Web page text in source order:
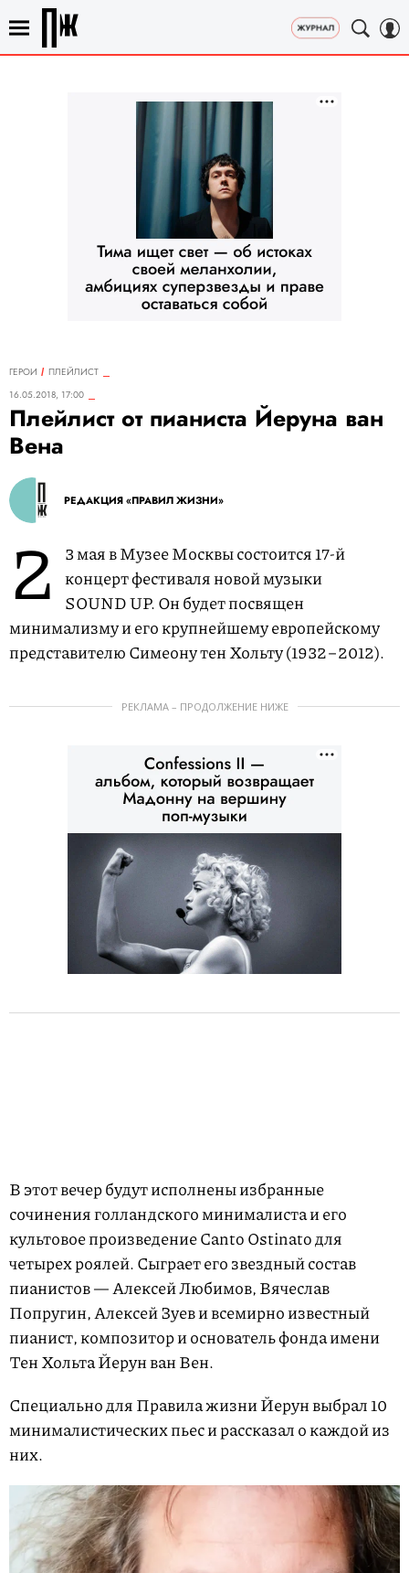
ГЕРОИ
ПЛЕЙЛИСТ
16.05.2018, 17:00
Плейлист от пианиста Йеруна ван
Вена
РЕДАКЦИЯ «ПРАВИЛ ЖИЗНИ»
2
3 мая в Музее Москвы состоится 17-й
концерт фестиваля новой музыки
SOUND UP. Он будет посвящен
минимализму и его крупнейшему европейскому
представителю Симеону тен Хольту (1932−2012).
РЕКЛАМА – ПРОДОЛЖЕНИЕ НИЖЕ
В этот вечер будут исполнены избранные
сочинения голландского минималиста и его
культовое произведение Canto Ostinato для
четырех роялей. Сыграет его звездный состав
пианистов — Алексей Любимов, Вячеслав
Попругин, Алексей Зуев и всемирно известный
пианист, композитор и основатель фонда имени
Тен Хольта Йерун ван Вен.
Специально для Правила жизни Йерун выбрал 10
минималистических пьес и рассказал о каждой из
них.